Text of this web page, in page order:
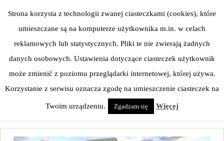
content
EMOCJE > Kamper z Nyski taty Jurka
Strona korzysta z technologii zwanej ciasteczkami (cookies), które
umieszczane są na komputerze użytkownika m.in. w celach
reklamowych lub statystycznych. Pliki te nie zwierają żadnych
danych osobowych. Ustawienia dotyczące ciasteczek użytkownik
może zmienić z poziomu przeglądarki internetowej, której używa.
Korzystanie z serwisu oznacza zgodę na umieszczenie ciasteczek na
Twoim urządzeniu. Zgadzam się Więcej